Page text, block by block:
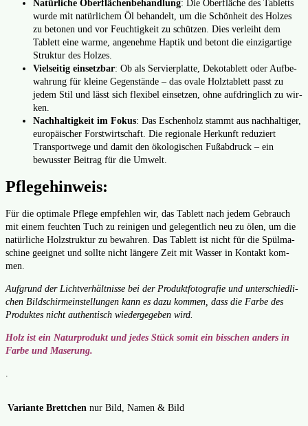
Natür­li­che Ober­flä­chen­be­hand­lung: Die Ober­flä­che des Tabletts
wur­de mit natür­li­chem Öl behan­delt, um die Schön­heit des Hol­zes
zu beto­nen und vor Feuch­tig­keit zu schüt­zen. Dies ver­leiht dem
Tablett eine war­me, ange­neh­me Hap­tik und betont die ein­zig­ar­ti­ge
Struk­tur des Hol­zes.
Viel­sei­tig ein­setz­bar: Ob als Ser­vier­plat­te, Deko­ta­blett oder Auf­be­
wah­rung für klei­ne Gegen­stän­de – das ova­le Holz­ta­blett passt zu
jedem Stil und lässt sich fle­xi­bel ein­set­zen, ohne auf­dring­lich zu wir­
ken.
Nach­hal­tig­keit im Fokus: Das Eschen­holz stammt aus nach­hal­ti­ger,
euro­päi­scher Forst­wirt­schaft. Die regio­na­le Her­kunft redu­ziert
Trans­port­we­ge und damit den öko­lo­gi­schen Fuß­ab­druck – ein
bewuss­ter Bei­trag für die Umwelt.
Pflegehinweis:
Für die opti­ma­le Pfle­ge emp­feh­len wir, das Tablett nach jedem Gebrauch
mit einem feuch­ten Tuch zu rei­ni­gen und gele­gent­lich neu zu ölen, um die
natür­li­che Holz­struk­tur zu bewah­ren. Das Tablett ist nicht für die Spül­ma­
schi­ne geeig­net und soll­te nicht län­ge­re Zeit mit Was­ser in Kon­takt kom­
men.
Auf­grund der Licht­ver­hält­nis­se bei der Pro­dukt­fo­to­gra­fie und unter­schied­li­
chen Bild­schirm­ein­stel­lun­gen kann es dazu kom­men, dass die Far­be des
Pro­duk­tes nicht authen­tisch wie­der­ge­ge­ben wird.
Holz ist ein Natur­pro­dukt und jedes Stück somit ein biss­chen anders in
Far­be und Mase­rung.
Variante Brettchen nur Bild, Namen & Bild